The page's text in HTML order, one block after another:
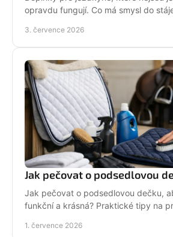
opravdu fungují. Co má smysl do
3. července 2026
Jak pečovat o podsedlovou
Jak pečovat o podsedlovou dečku,
funkční a krásná? Praktické tipy na
1. července 2026